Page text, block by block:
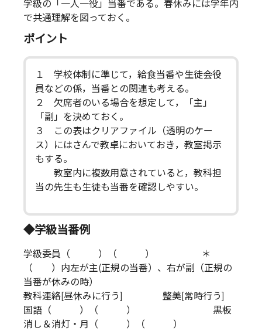
学級の「一人一役」当番である。春休みには学年内
で共通理解を図っておく。
ポイント
１ 学校体制に準じて，給食当番や生徒会役
員などの係，当番との関連も考える。
２ 欠席者のいる場合を想定して，「主」
「副」を決めておく。
３ この表はクリアファイル（透明のケー
ス）にはさんで教卓においておき，教室掲示
もする。
教室内に複数用意されていると，教科担
当の先生も生徒も当番を確認しやすい。
◆学級当番例
学級委員（ ）（ ） ＊
（ ）内左が主(正規の当番）、右が副（正規の
当番が休みの時）
教科連絡[昼休みに行う] 整美[常時行う]
国語（ ）（ ） 黒板
消し＆消灯・月（ ）（ ）